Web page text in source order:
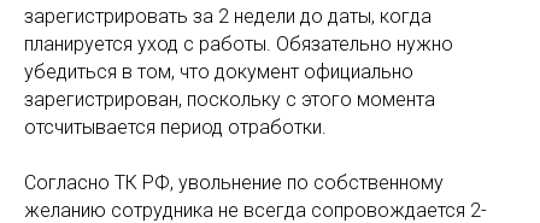
зарегистрировать за 2 недели до даты, когда
планируется уход с работы. Обязательно нужно
убедиться в том, что документ официально
зарегистрирован, поскольку с этого момента
отсчитывается период отработки.
Согласно ТК РФ, увольнение по собственному
желанию сотрудника не всегда сопровождается 2-